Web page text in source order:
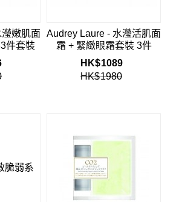
嫩肌面
件套裝
Audrey Laure - 水瀅活肌面
霜 + 緊緻眼霜套裝 3件
HK$1089
HK$1980